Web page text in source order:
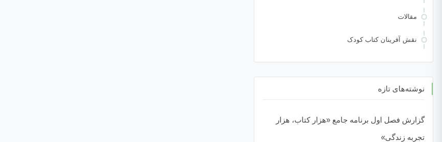
مقالات
نقش آفرینان کتاب کودک
نوشته‌های تازه
گزارش فصل اول برنامه جامع «هزار کتاب، هزار
تجربه زندگی»